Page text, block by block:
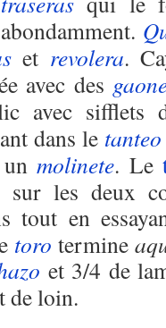
et revolera.
avec des
avec sifflets
dans le tanteo
molinete. Le
sur les deux
tout en
toro termine
et 3/4 de
de loin.